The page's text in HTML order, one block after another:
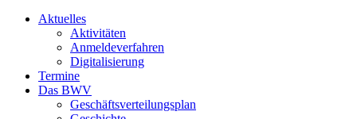
Aktuelles
Aktivitäten
Anmeldeverfahren
Digitalisierung
Termine
Das BWV
Geschäftsverteilungsplan